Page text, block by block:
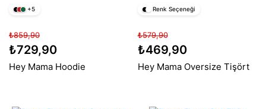
+5
₺859,90
₺729,90
Hey Mama Hoodie
Renk Seçeneği
₺579,90
₺469,90
Hey Mama Oversize Tişört